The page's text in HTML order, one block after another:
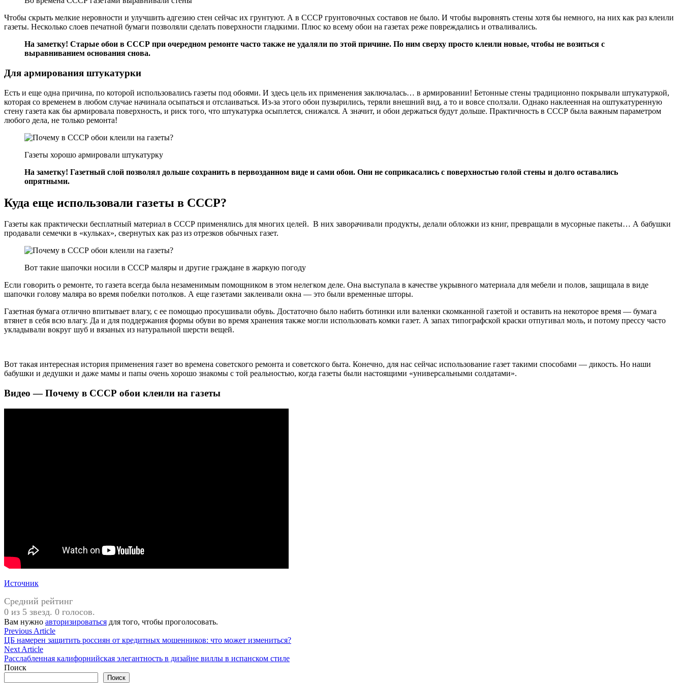
Чтобы скрыть мелкие неровности и улучшить адгезию стен сейчас их грунтуют. А в СССР грунтовочных составов не было. И чтобы выровнять стены хотя бы немного, на них как раз клеили
газеты. Несколько слоев печатной бумаги позволяли сделать поверхности гладкими. Плюс ко всему обои на газетах реже повреждались и отваливались.
На заметку! Старые обои в СССР при очередном ремонте часто также не удаляли по этой причине. По ним сверху просто клеили новые, чтобы не возиться с
выравниванием основания снова.
Для армирования штукатурки
Есть и еще одна причина, по которой использовались газеты под обоями. И здесь цель их применения заключалась… в армировании! Бетонные стены традиционно покрывали штукатуркой,
которая со временем в любом случае начинала осыпаться и отслаиваться. Из-за этого обои пузырились, теряли внешний вид, а то и вовсе сползали. Однако наклеенная на оштукатуренную
стену газета как бы армировала поверхность, и риск того, что штукатурка осыплется, снижался. А значит, и обои держаться будут дольше. Практичность в СССР была важным параметром
любого дела, не только ремонта!
Газеты хорошо армировали штукатурку
На заметку! Газетный слой позволял дольше сохранить в первозданном виде и сами обои. Они не соприкасались с поверхностью голой стены и долго оставались
опрятными.
Куда еще использовали газеты в СССР?
Газеты как практически бесплатный материал в СССР применялись для многих целей. В них заворачивали продукты, делали обложки из книг, превращали в мусорные пакеты… А бабушки
продавали семечки в «кульках», свернутых как раз из отрезков обычных газет.
Вот такие шапочки носили в СССР маляры и другие граждане в жаркую погоду
Если говорить о ремонте, то газета всегда была незаменимым помощником в этом нелегком деле. Она выступала в качестве укрывного материала для мебели и полов, защищала в виде
шапочки голову маляра во время побелки потолков. А еще газетами заклеивали окна — это были временные шторы.
Газетная бумага отлично впитывает влагу, с ее помощью просушивали обувь. Достаточно было набить ботинки или валенки скомканной газетой и оставить на некоторое время — бумага
втянет в себя всю влагу. Да и для поддержания формы обуви во время хранения также могли использовать комки газет. А запах типографской краски отпугивал моль, и потому прессу часто
укладывали вокруг шуб и вязаных из натуральной шерсти вещей.
Вот такая интересная история применения газет во времена советского ремонта и советского быта. Конечно, для нас сейчас использование газет такими способами — дикость. Но наши
бабушки и дедушки и даже мамы и папы очень хорошо знакомы с той реальностью, когда газеты были настоящими «универсальными солдатами».
Видео — Почему в СССР обои клеили на газеты
Источник
Средний рейтинг
0 из 5 звезд. 0 голосов.
Вам нужно авторизироваться для того, чтобы проголосовать.
Навигация
по
записям
Previous ArticlePrevious
article:
ЦБ намерен защитить россиян от кредитных мошенников: что может измениться?
Next ArticleNext
article:
Расслабленная калифорнийская элегантность в дизайне виллы в испанском стиле
Поиск
Поиск